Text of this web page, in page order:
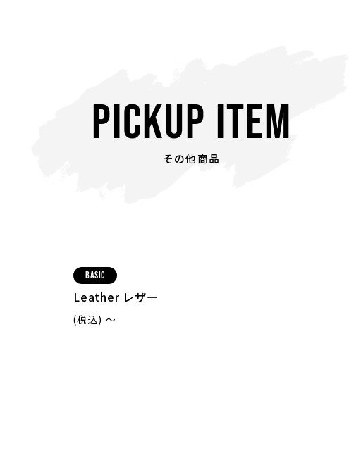
PICKUP ITEM
その他商品
Basic
Leather レザー
(税込) 〜